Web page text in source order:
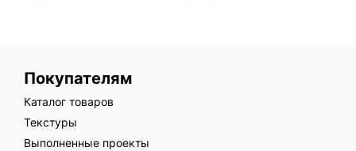
Покупателям
Каталог товаров
Текстуры
Выполненные проекты